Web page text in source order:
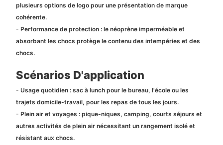
plusieurs options de logo pour une présentation de marque
cohérente.
- Performance de protection : le néoprène imperméable et
absorbant les chocs protège le contenu des intempéries et des
chocs.
Scénarios D'application
- Usage quotidien : sac à lunch pour le bureau, l'école ou les
trajets domicile-travail, pour les repas de tous les jours.
- Plein air et voyages : pique-niques, camping, courts séjours et
autres activités de plein air nécessitant un rangement isolé et
résistant aux chocs.